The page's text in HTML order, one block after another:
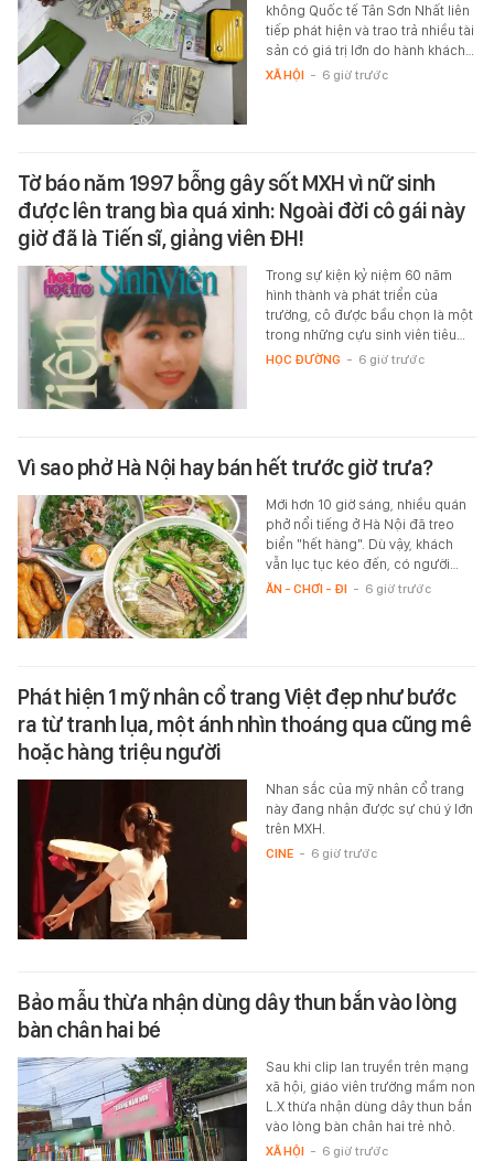
không Quốc tế Tân Sơn Nhất liên
tiếp phát hiện và trao trả nhiều tài
sản có giá trị lớn do hành khách…
XÃ HỘI - 6 giờ trước
Tờ báo năm 1997 bỗng gây sốt MXH vì nữ sinh
được lên trang bìa quá xinh: Ngoài đời cô gái này
giờ đã là Tiến sĩ, giảng viên ĐH!
Trong sự kiện kỷ niệm 60 năm
hình thành và phát triển của
trường, cô được bầu chọn là một
trong những cựu sinh viên tiêu…
HỌC ĐƯỜNG - 6 giờ trước
Vì sao phở Hà Nội hay bán hết trước giờ trưa?
Mới hơn 10 giờ sáng, nhiều quán
phở nổi tiếng ở Hà Nội đã treo
biển "hết hàng". Dù vậy, khách
vẫn lục tục kéo đến, có người…
ĂN - CHƠI - ĐI - 6 giờ trước
Phát hiện 1 mỹ nhân cổ trang Việt đẹp như bước
ra từ tranh lụa, một ánh nhìn thoáng qua cũng mê
hoặc hàng triệu người
Nhan sắc của mỹ nhân cổ trang
này đang nhận được sự chú ý lớn
trên MXH.
CINE - 6 giờ trước
Bảo mẫu thừa nhận dùng dây thun bắn vào lòng
bàn chân hai bé
Sau khi clip lan truyền trên mạng
xã hội, giáo viên trường mầm non
L.X thừa nhận dùng dây thun bắn
vào lòng bàn chân hai trẻ nhỏ.
XÃ HỘI - 6 giờ trước